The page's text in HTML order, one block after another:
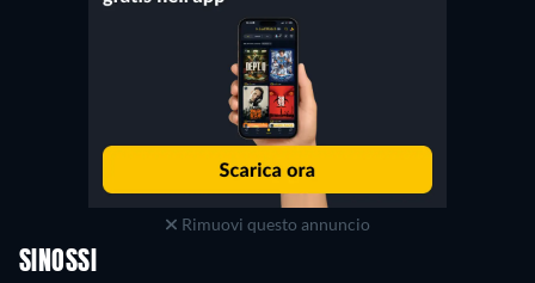
Rimuovi questo annuncio
SINOSSI